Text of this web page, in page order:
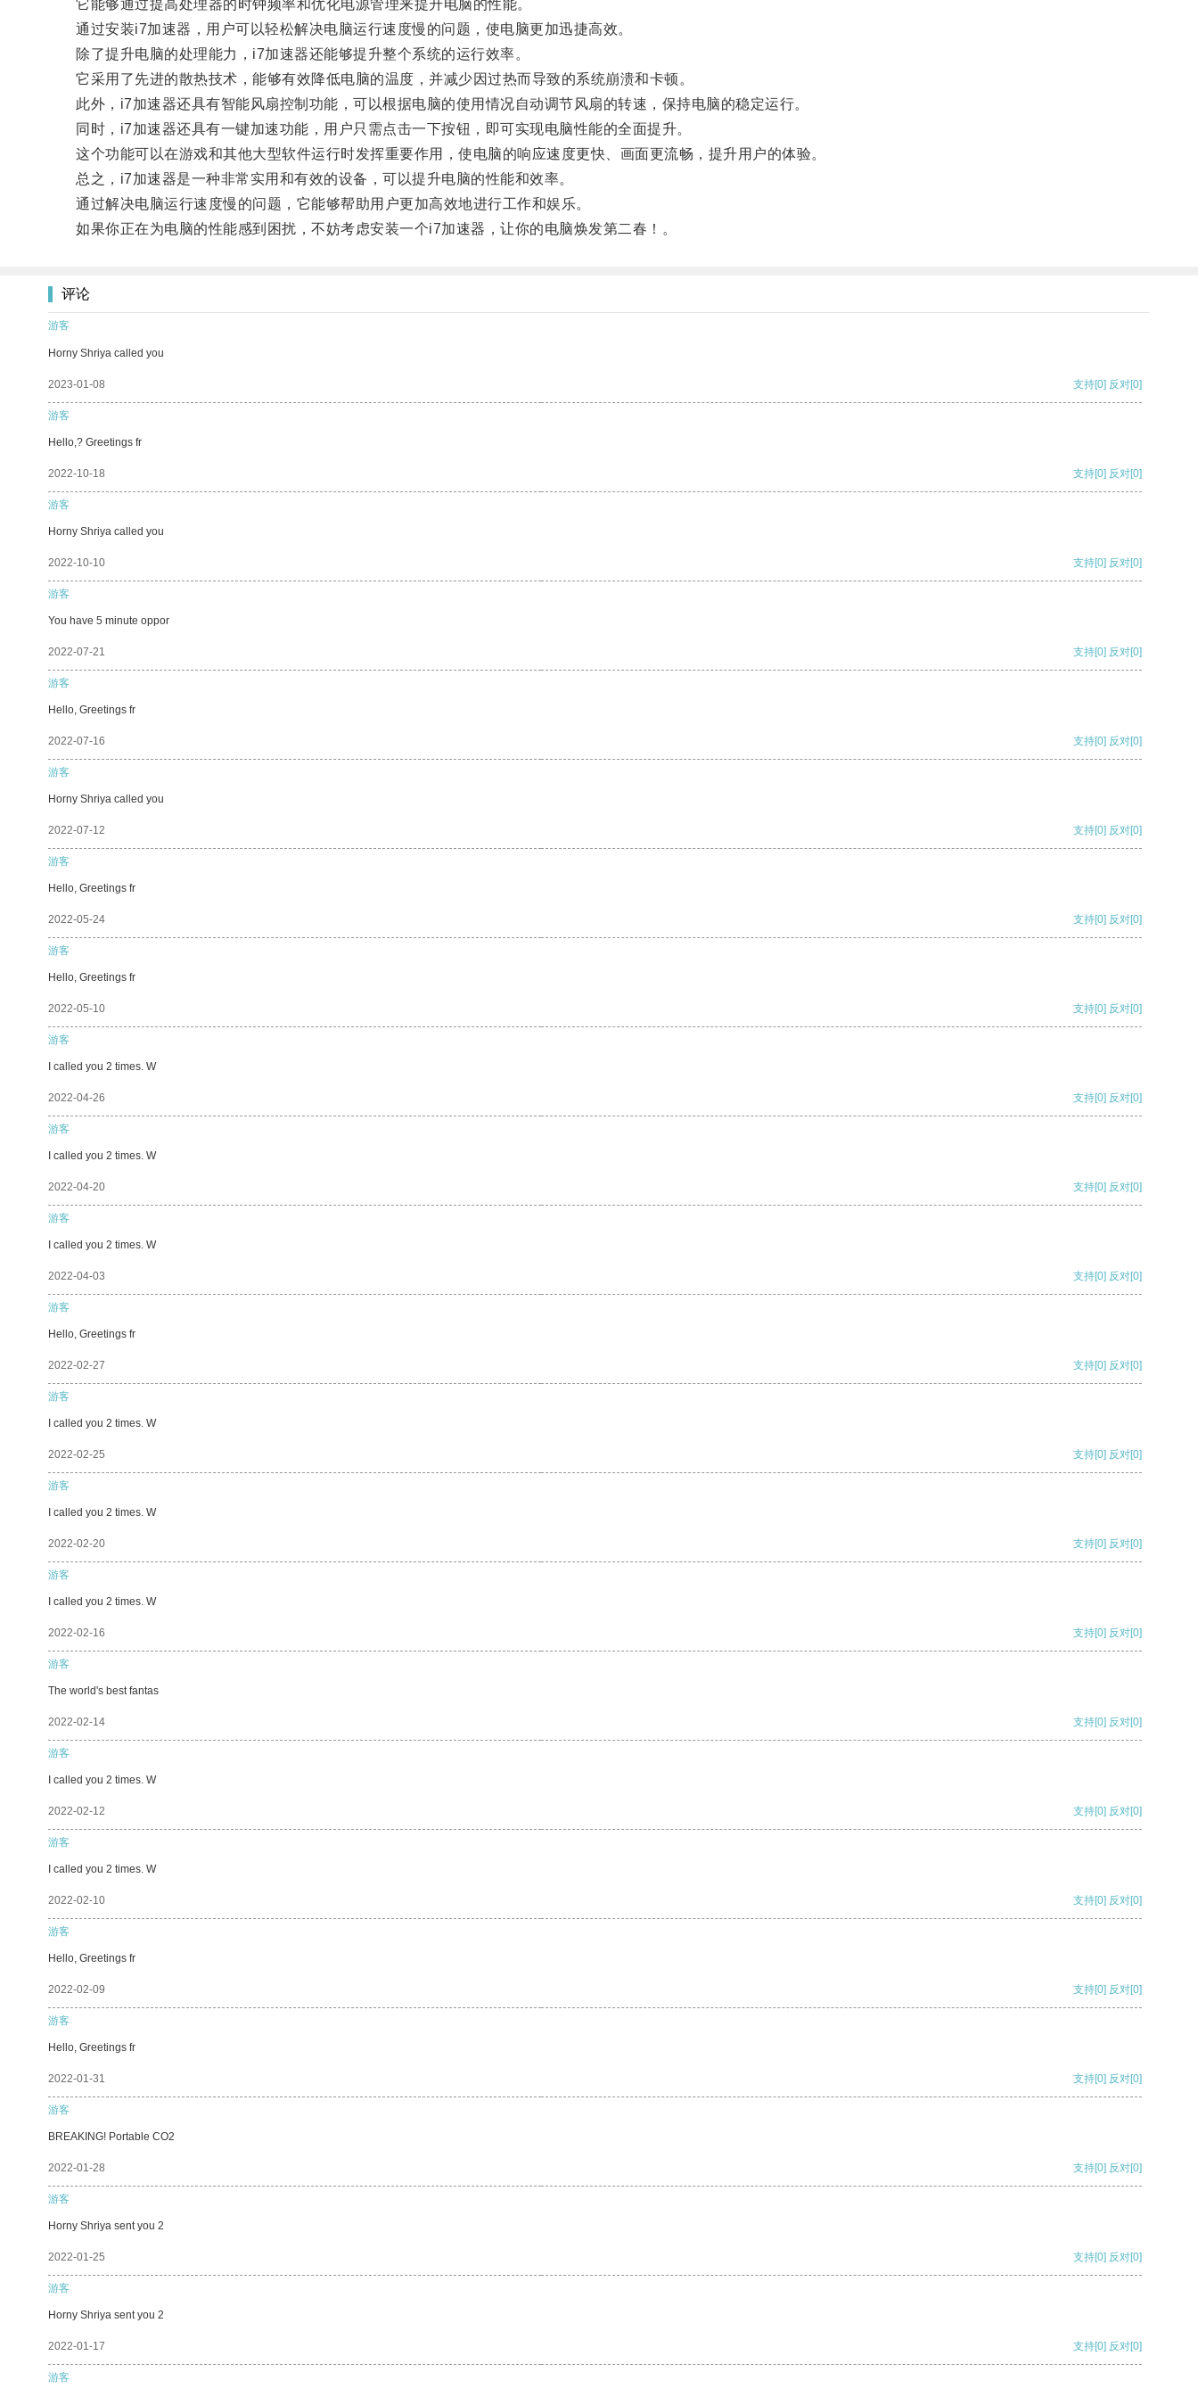
它能够通过提高处理器的时钟频率和优化电源管理来提升电脑的性能。
通过安装i7加速器，用户可以轻松解决电脑运行速度慢的问题，使电脑更加迅捷高效。
除了提升电脑的处理能力，i7加速器还能够提升整个系统的运行效率。
它采用了先进的散热技术，能够有效降低电脑的温度，并减少因过热而导致的系统崩溃和卡顿。
此外，i7加速器还具有智能风扇控制功能，可以根据电脑的使用情况自动调节风扇的转速，保持电脑的稳定运行。
同时，i7加速器还具有一键加速功能，用户只需点击一下按钮，即可实现电脑性能的全面提升。
这个功能可以在游戏和其他大型软件运行时发挥重要作用，使电脑的响应速度更快、画面更流畅，提升用户的体验。
总之，i7加速器是一种非常实用和有效的设备，可以提升电脑的性能和效率。
通过解决电脑运行速度慢的问题，它能够帮助用户更加高效地进行工作和娱乐。
如果你正在为电脑的性能感到困扰，不妨考虑安装一个i7加速器，让你的电脑焕发第二春！。
评论
游客
Horny Shriya called you
2023-01-08 支持[0] 反对[0]
游客
Hello,? Greetings fr
2022-10-18 支持[0] 反对[0]
游客
Horny Shriya called you
2022-10-10 支持[0] 反对[0]
游客
You have 5 minute oppor
2022-07-21 支持[0] 反对[0]
游客
Hello, Greetings fr
2022-07-16 支持[0] 反对[0]
游客
Horny Shriya called you
2022-07-12 支持[0] 反对[0]
游客
Hello, Greetings fr
2022-05-24 支持[0] 反对[0]
游客
Hello, Greetings fr
2022-05-10 支持[0] 反对[0]
游客
I called you 2 times. W
2022-04-26 支持[0] 反对[0]
游客
I called you 2 times. W
2022-04-20 支持[0] 反对[0]
游客
I called you 2 times. W
2022-04-03 支持[0] 反对[0]
游客
Hello, Greetings fr
2022-02-27 支持[0] 反对[0]
游客
I called you 2 times. W
2022-02-25 支持[0] 反对[0]
游客
I called you 2 times. W
2022-02-20 支持[0] 反对[0]
游客
I called you 2 times. W
2022-02-16 支持[0] 反对[0]
游客
The world's best fantas
2022-02-14 支持[0] 反对[0]
游客
I called you 2 times. W
2022-02-12 支持[0] 反对[0]
游客
I called you 2 times. W
2022-02-10 支持[0] 反对[0]
游客
Hello, Greetings fr
2022-02-09 支持[0] 反对[0]
游客
Hello, Greetings fr
2022-01-31 支持[0] 反对[0]
游客
BREAKING! Portable CO2
2022-01-28 支持[0] 反对[0]
游客
Horny Shriya sent you 2
2022-01-25 支持[0] 反对[0]
游客
Horny Shriya sent you 2
2022-01-17 支持[0] 反对[0]
游客